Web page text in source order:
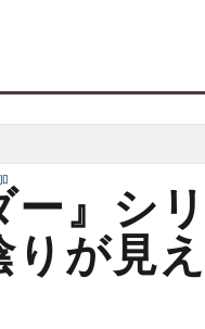
ー』シ
りが見